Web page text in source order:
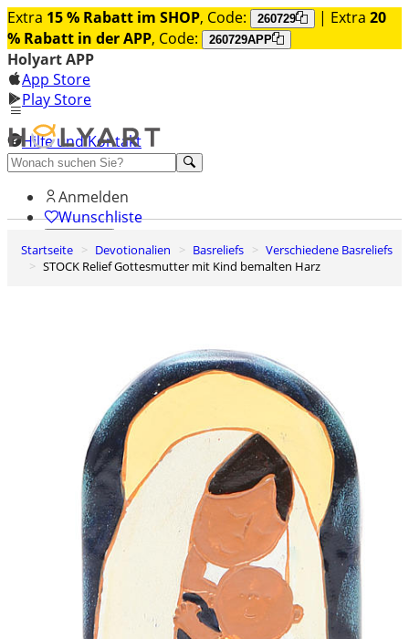
Extra 15 % Rabatt im SHOP, Code: 260729 | Extra 20
% Rabatt in der APP, Code: 260729APP
Holyart APP
App Store
Play Store
Hilfe und Kontakt
Entdecken Sie Premium
Anmelden
Wunschliste
0
Warenkorb
Startseite Devotionalien Basreliefs
Verschiedene Basreliefs
STOCK Relief Gottesmutter mit Kind bemalten Harz